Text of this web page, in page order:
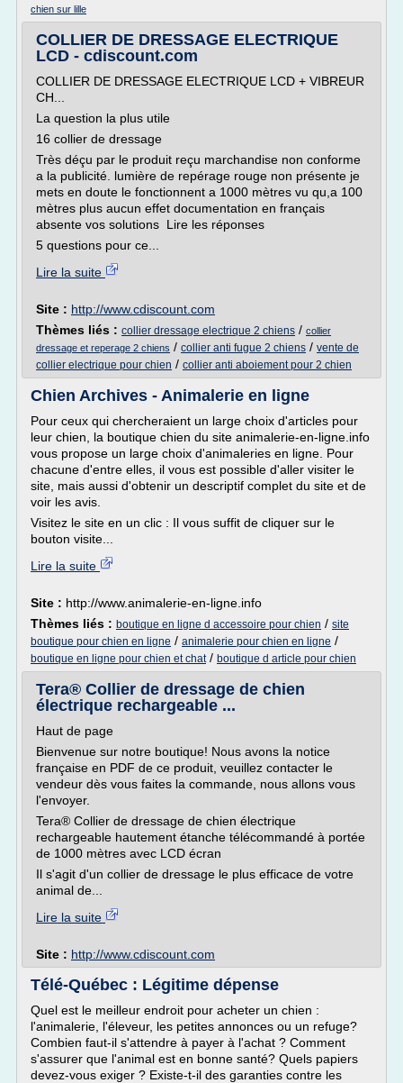
chien sur lille
COLLIER DE DRESSAGE ELECTRIQUE
LCD - cdiscount.com
COLLIER DE DRESSAGE ELECTRIQUE LCD + VIBREUR
CH...
La question la plus utile
16 collier de dressage
Très déçu par le produit reçu marchandise non conforme
a la publicité. lumière de repérage rouge non présente je
mets en doute le fonctionnent a 1000 mètres vu qu,a 100
mètres plus aucun effet documentation en français
absente vos solutions Lire les réponses
5 questions pour ce...
Lire la suite
Site : http://www.cdiscount.com
Thèmes liés : collier dressage electrique 2 chiens / collier
dressage et reperage 2 chiens / collier anti fugue 2 chiens / vente de
collier electrique pour chien / collier anti aboiement pour 2 chien
Chien Archives - Animalerie en ligne
Pour ceux qui chercheraient un large choix d'articles pour
leur chien, la boutique chien du site animalerie-en-ligne.info
vous propose un large choix d'animaleries en ligne. Pour
chacune d'entre elles, il vous est possible d'aller visiter le
site, mais aussi d'obtenir un descriptif complet du site et de
voir les avis.
Visitez le site en un clic : Il vous suffit de cliquer sur le
bouton visite...
Lire la suite
Site : http://www.animalerie-en-ligne.info
Thèmes liés : boutique en ligne d accessoire pour chien / site
boutique pour chien en ligne / animalerie pour chien en ligne /
boutique en ligne pour chien et chat/ boutique d article pour chien
Tera® Collier de dressage de chien
électrique rechargeable ...
Haut de page
Bienvenue sur notre boutique! Nous avons la notice
française en PDF de ce produit, veuillez contacter le
vendeur dès vous faites la commande, nous allons vous
l'envoyer.
Tera® Collier de dressage de chien électrique
rechargeable hautement étanche télécommandé à portée
de 1000 mètres avec LCD écran
Il s'agit d'un collier de dressage le plus efficace de votre
animal de...
Lire la suite
Site : http://www.cdiscount.com
Télé-Québec : Légitime dépense
Quel est le meilleur endroit pour acheter un chien :
l'animalerie, l'éleveur, les petites annonces ou un refuge?
Combien faut-il s'attendre à payer à l'achat ? Comment
s'assurer que l'animal est en bonne santé? Quels papiers
devez-vous exiger ? Existe-t-il des garanties contre les